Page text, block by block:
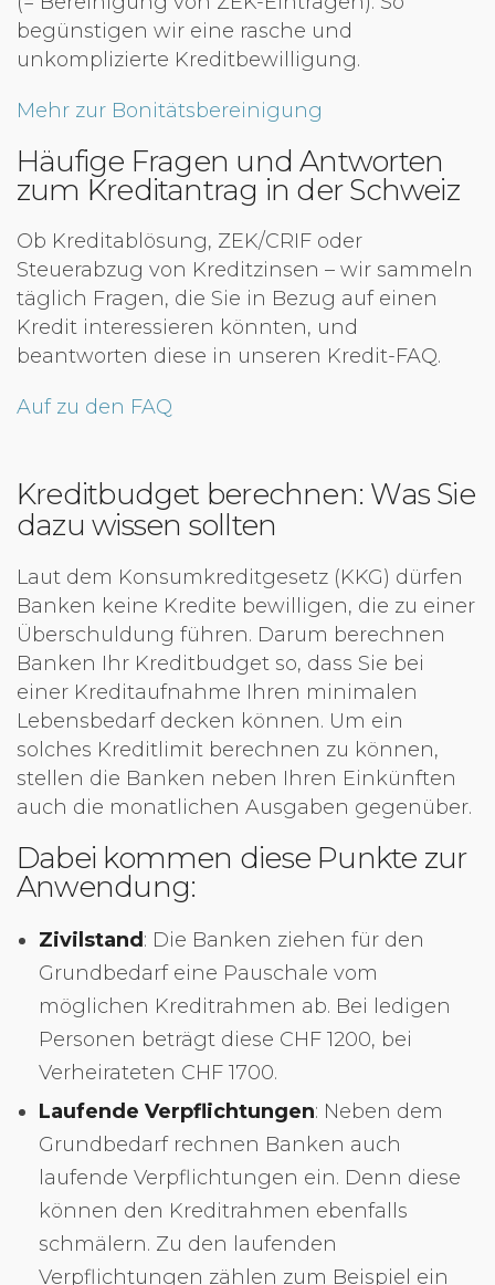
begünstigen wir eine rasche und
unkomplizierte Kreditbewilligung.
Mehr zur Bonitätsbereinigung
Häufige Fragen und Antworten
zum Kreditantrag in der Schweiz
Ob Kreditablösung, ZEK/CRIF oder
Steuerabzug von Kreditzinsen – wir sammeln
täglich Fragen, die Sie in Bezug auf einen
Kredit interessieren könnten, und
beantworten diese in unseren Kredit-FAQ.
Auf zu den FAQ
Kreditbudget berechnen: Was Sie
dazu wissen sollten
Laut dem Konsumkreditgesetz (KKG) dürfen
Banken keine Kredite bewilligen, die zu einer
Überschuldung führen. Darum berechnen
Banken Ihr Kreditbudget so, dass Sie bei
einer Kreditaufnahme Ihren minimalen
Lebensbedarf decken können. Um ein
solches Kreditlimit berechnen zu können,
stellen die Banken neben Ihren Einkünften
auch die monatlichen Ausgaben gegenüber.
Dabei kommen diese Punkte zur
Anwendung:
Zivilstand : Die Banken ziehen für den
Grundbedarf eine Pauschale vom
möglichen Kreditrahmen ab. Bei ledigen
Personen beträgt diese CHF 1200, bei
Verheirateten CHF 1700.
Laufende Verpflichtungen: Neben dem
Grundbedarf rechnen Banken auch
laufende Verpflichtungen ein. Denn diese
können den Kreditrahmen ebenfalls
schmälern. Zu den laufenden
Verpflichtungen zählen zum Beispiel ein